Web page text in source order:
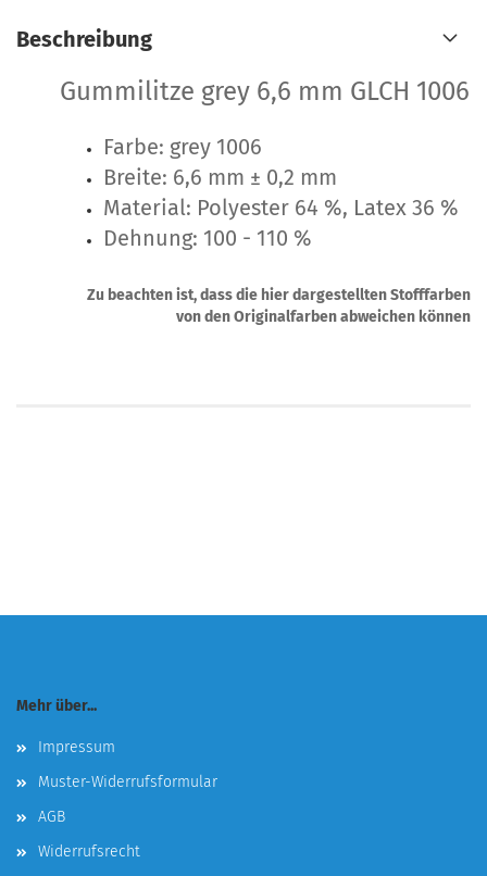
Beschreibung
Gummilitze grey 6,6 mm GLCH 1006
Farbe: grey 1006
Breite: 6,6 mm ± 0,2 mm
Material: Polyester 64 %, Latex 36 %
Dehnung: 100 - 110 %
Zu beachten ist, dass die hier dargestellten Stofffarben
von den Originalfarben abweichen können
Mehr über...
Impressum
Muster-Widerrufsformular
AGB
Widerrufsrecht